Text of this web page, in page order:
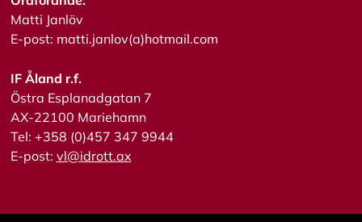
r
a
a
a
c
o
o
k
i
Matti Janlöv
E-post: matti.janlov(a)hotmail.com
IF Åland r.f.
Östra Esplanadgatan 7
AX-22100 Mariehamn
Tel: +358 (0)457 347 9944
E-post: vl@idrott.ax